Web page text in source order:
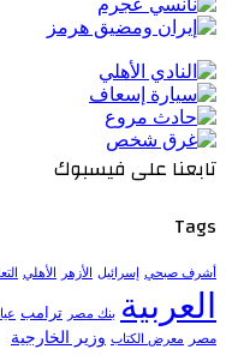
تابعنا على فيسبوك
Tags
أشرف صبحي إسرائيل الأزهر الأهلي
العربية
بنك مصر ترامب عيار
مصر معرض الكتاب وزير الخارجية